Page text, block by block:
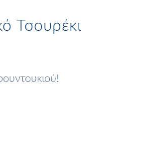
Τσουρέκι